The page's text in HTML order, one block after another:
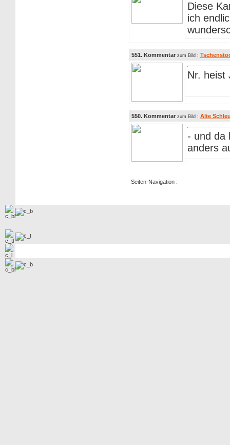
Diese
ich
551. Kommentar zum Bild :
Nr. heist
550. Kommentar zum Bild : Alte
- und da
anders
Seiten-Navigation :